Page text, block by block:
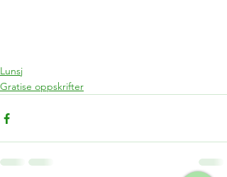
Lunsj
Gratise oppskrifter